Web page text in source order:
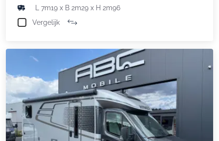
L 7m19 x B 2m29 x H 2m96
Vergelijk